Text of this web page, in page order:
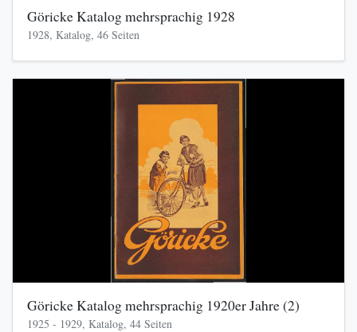
Göricke Katalog mehrsprachig 1928
1928, Katalog, 46 Seiten
Göricke Katalog mehrsprachig 1920er Jahre (2)
1925 - 1929, Katalog, 44 Seiten